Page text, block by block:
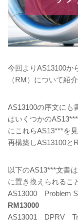
今回よりAS13100か
（RM）について紹
AS13100の序文にも
はいくつかの
にこれらAS13***を
再構築しAS13100と
以下のAS13***文書
に置き換えられるこ
AS13000
RM13000
AS13001 DPRV